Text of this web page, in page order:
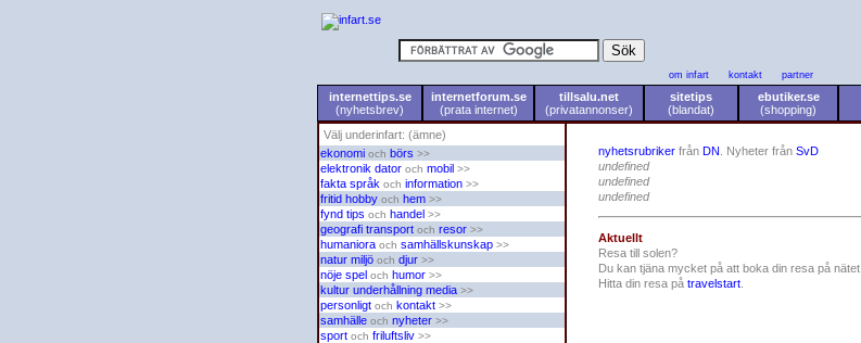
om infart kontakt partner
internettips.se
(nyhetsbrev)
internetforum.se
(prata internet)
tillsalu.net
(privatannonser)
sitetips
(blandat)
ebutiker.se
(shopping)
Välj underinfart: (ämne)
ekonomi och börs >>
elektronik dator och mobil >>
fakta språk och information >>
fritid hobby och hem >>
fynd tips och handel >>
geografi transport och resor >>
humaniora och samhällskunskap >>
natur miljö och djur >>
nöje spel och humor >>
kultur underhållning media >>
personligt och kontakt >>
samhälle och nyheter >>
sport och friluftsliv >>
nyhetsrubrikerfrån DN . Nyheter från SvD
undefined
undefined
undefined
Aktuellt
Resa till solen?
Du kan tjäna mycket på att boka din resa på nätet.
Hitta din resa på travelstart.